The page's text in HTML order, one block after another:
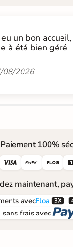
un bon accueil,
à été bien géré
08/2026
Paiement 100%
  
maintenant,
avecFloa 
sans frais avec